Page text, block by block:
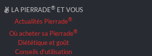
LA PIERRADE® ET VOUS
Actualités Pierrade®
Où acheter sa Pierrade®
Diététique et goût
Conseils d'utilisation